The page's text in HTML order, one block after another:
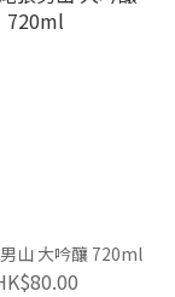
山 大吟釀 720ml